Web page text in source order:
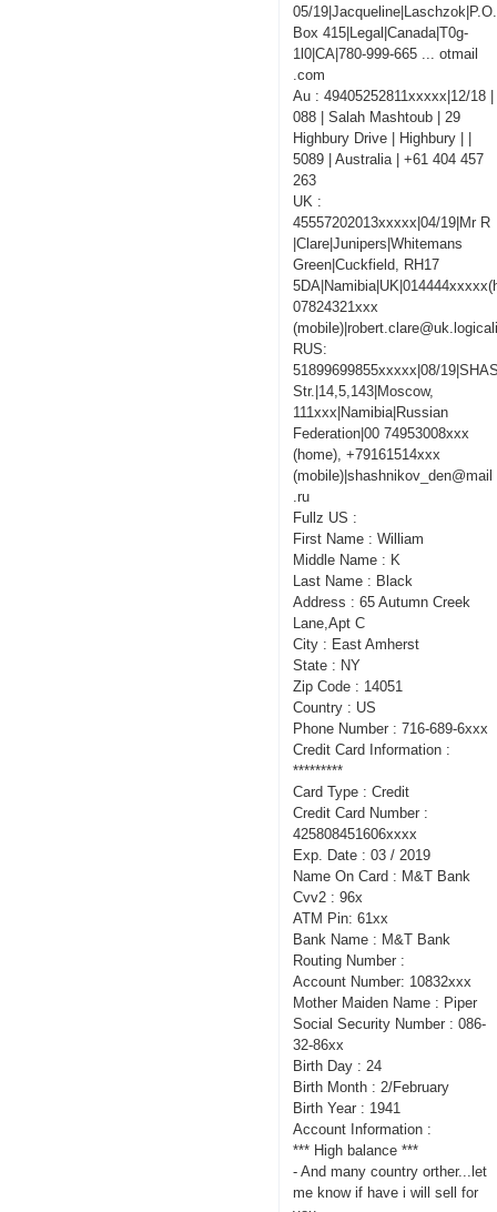
05/19|Jacqueline|Laschzok|P.O.
Box 415|Legal|Canada|T0g-
1l0|CA|780-999-665 ... otmail
.com
Au : 49405252811xxxxx|12/18 |
088 | Salah Mashtoub | 29
Highbury Drive | Highbury | |
5089 | Australia | +61 404 457
263
UK :
45557202013xxxxx|04/19|Mr R
|Clare|Junipers|Whitemans
Green|Cuckfield, RH17
07824321xxx
RUS:
51899699855xxxxx|08/
Str.|14,5,143|Moscow,
111xxx|Namibia|Russian
Federation|00 74953008xxx
(home), +79161514xxx
(mobile)|shashnikov_den@mail
.ru
Fullz US :
First Name : William
Middle Name : K
Last Name : Black
Address : 65 Autumn Creek
Lane,Apt C
City : East Amherst
State : NY
Zip Code : 14051
Country : US
Phone Number : 716-689-6xxx
Credit Card Information :
*********
Card Type : Credit
Credit Card Number :
425808451606xxxx
Exp. Date : 03 / 2019
Name On Card : M&T Bank
Cvv2 : 96x
ATM Pin: 61xx
Bank Name : M&T Bank
Routing Number :
Account Number: 10832xxx
Mother Maiden Name : Piper
Social Security Number : 086-
32-86xx
Birth Day : 24
Birth Month : 2/February
Birth Year : 1941
Account Information :
*** High balance ***
- And many country orther...let
me know if have i will sell for